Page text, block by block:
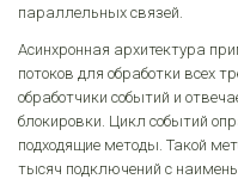
параллельных связей.
Асинхронная архитектура
потоков для обработки всех
обработчики событий и
блокировки. Цикл событий
подходящие методы. Такой
тысяч подключений с